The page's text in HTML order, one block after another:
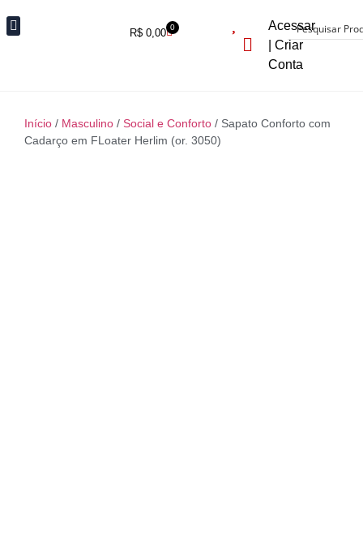
R$ 0,00 0
Acessar
| Criar
Conta
Início / Masculino /Social e Conforto / Sapato Conforto com
Cadarço em FLoater Herlim (or. 3050)